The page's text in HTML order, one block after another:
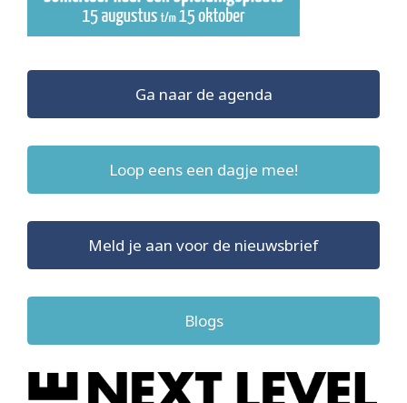
Ga naar de agenda
Loop eens een dagje mee!
Meld je aan voor de nieuwsbrief
Blogs